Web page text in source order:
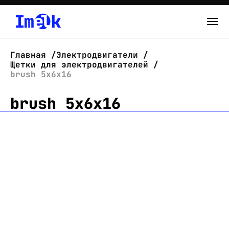
О нас
Новости
Главная
Электродвигатели
Щетки для электродвигателей
brush 5x6x16
brush 5x6x16